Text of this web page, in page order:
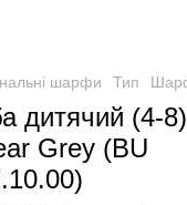
шарфи Тип
дитячий (4-
Grey (BU